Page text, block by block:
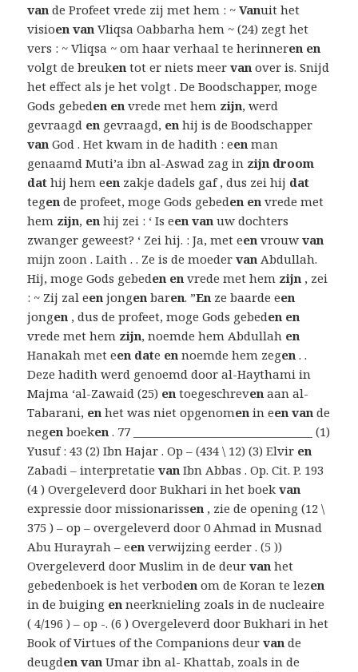
van de Profeet vrede zij met hem : ~Vanuit het
visioen van Vliqsa Oabbarha hem ~ (24) zegt het
vers : ~ Vliqsa ~ om haar verhaal te herinneren en
volgt de breuken tot er niets meervan over is. Snijd
het effect als je het volgt . De Boodschapper, moge
Gods gebeden en vrede met hem zijn, werd
gevraagd en gevraagd, en hij is de Boodschapper
van God . Het kwam in de hadith : een man
genaamd Muti’a ibn al-Aswad zag in zijn droom
dat hij hem een ​​zakje dadels gaf , dus zei hij dat
tegen de profeet, moge Gods gebeden en vrede met
hem zijn, en hij zei : ‘ Is een van uw dochters
zwanger geweest? ‘ Zei hij. : Ja, met een vrouwvan
mijn zoon . Laith . . Ze is de moedervan Abdullah.
Hij, moge Gods gebeden en vrede met hem zijn , zei
: ~ Zij zal een jongen baren. ”En ze baarde een
jongen , dus de profeet, moge Gods gebeden en
vrede met hem zijn, noemde hem Abdullah en
Hanakah met een date en noemde hem zegen . .
Deze hadith werd genoemd door al-Haythami in
Majma ‘al-Zawaid (25) en toegeschreven aan al-
Tabarani, en het was niet opgenomen in een van de
negen boeken . 77 ________________________________ (1)
Yusuf : 43 (2) Ibn Hajar . Op – (434 \ 12) (3) Elvir en
Zabadi – interpretatievan Ibn Abbas . Op. Cit. P. 193
(4 ) Overgeleverd door Bukhari in het boekvan
expressie door missionarissen , zie de opening (12 \
375 ) – op – overgeleverd door 0 Ahmad in Musnad
Abu Hurayrah – een verwijzing eerder . (5 ))
Overgeleverd door Muslim in de deurvan het
gebedenboek is het verboden om de Koran te lezen
in de buiging en neerknieling zoals in de nucleaire
( 4/196 ) – op -. (6 ) Overgeleverd door Bukhari in het
Book of Virtues of the Companions deurvan de
deugden van Umar ibn al- Khattab, zoals in de